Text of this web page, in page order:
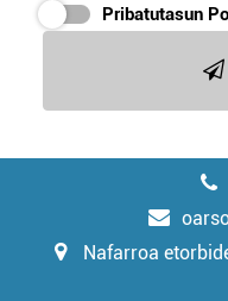
Pribatutasun
Nafarroa